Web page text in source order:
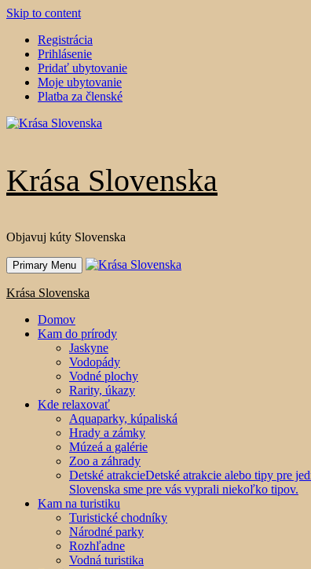
Skip to content
Registrácia
Prihlásenie
Pridať ubytovanie
Moje ubytovanie
Platba za členské
Krása Slovenska
Objavuj kúty Slovenska
Primary Menu
Krása Slovenska
Domov
Kam do prírody
Jaskyne
Vodopády
Vodné plochy
Rarity, úkazy
Kde relaxovať
Aquaparky, kúpaliská
Hrady a zámky
Múzeá a galérie
Zoo a záhrady
Detské atrakcieDetské atrakcie alebo tipy pre
Slovenska sme pre vás vyprali niekoľko tipov.
Kam na turistiku
Turistické chodníky
Národné parky
Rozhľadne
Vodná turistika